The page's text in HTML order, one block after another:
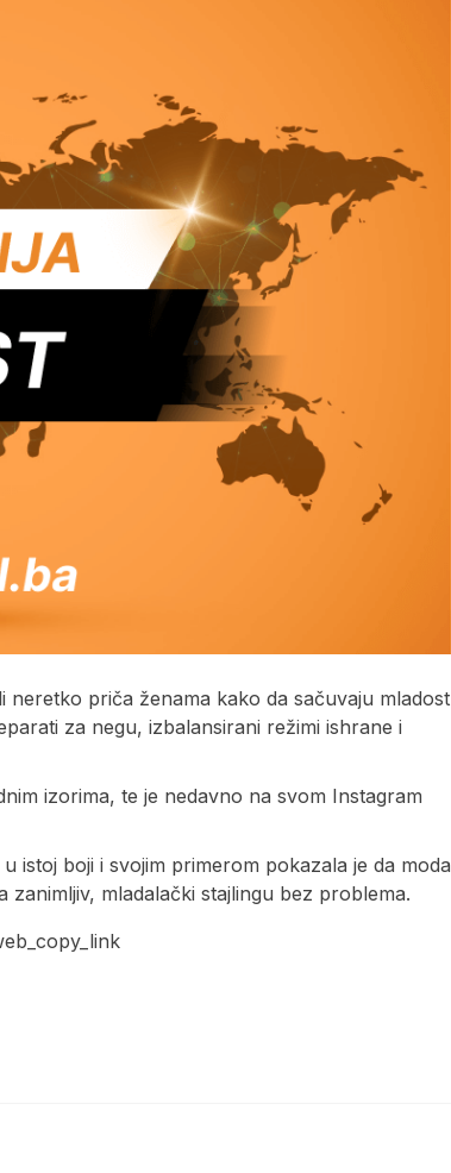
neretko priča ženama kako da sačuvaju mladost
za negu, izbalansirani režimi ishrane i
izorima, te je nedavno na svom Instagram
istoj boji i svojim primerom pokazala je da moda
mladalački stajlingu bez problema.